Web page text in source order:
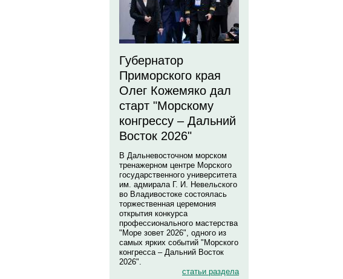
Губернатор
Приморского края
Олег Кожемяко дал
старт "Морскому
конгрессу – Дальний
Восток 2026"
В Дальневосточном морском
тренажерном центре Морского
государственного университета
им. адмирала Г. И. Невельского
во Владивостоке состоялась
торжественная церемония
открытия конкурса
профессионального мастерства
"Море зовет 2026", одного из
самых ярких событий "Морского
конгресса – Дальний Восток
2026".
статьи раздела